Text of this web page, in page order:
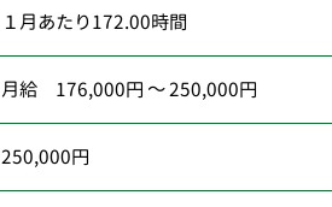
１月あたり172.00時間
月給 176,000円 ～ 250,000円
250,000円